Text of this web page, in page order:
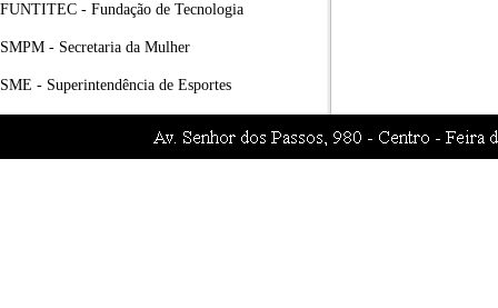
FUNTITEC - Fundação de Tecnologia
SMPM - Secretaria da Mulher
SME - Superintendência de Esportes